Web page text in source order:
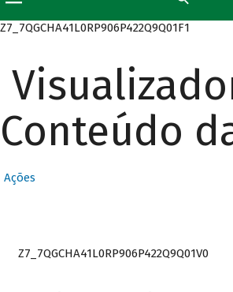
Z7_7QGCHA41L0RP906P422Q9Q01F1
Conteúdo
Ações
Z7_7QGCHA41L0RP906P422Q9Q01V0